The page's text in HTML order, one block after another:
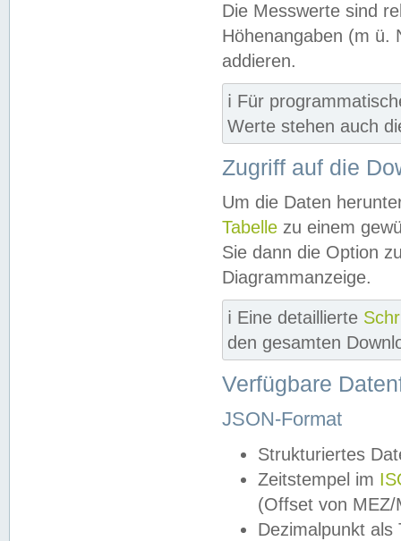
Die Messwerte sind
Höhenangaben (m ü.
addieren.
ℹ️ Für
Werte stehen auch
Zugriff auf die
Um die Daten
Tabelle zu einem
Sie dann die Option
Diagrammanzeige.
ℹ️ Eine detaillierte
den gesamten
Verfügbare
JSON-Format
Strukturiertes
Zeitstempel im
(Offset von MEZ/
Dezimalpunkt als